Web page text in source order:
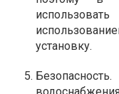
установку.